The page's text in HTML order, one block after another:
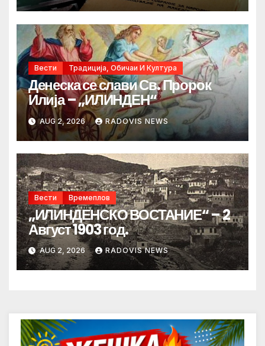
Вести Традиција, Обичаи И Култура
Денеска се слави Св. Пророк
Илија – „ИЛИНДЕН“
AUG 2, 2026 RADOVIS NEWS
Вести Времеплов
„ИЛИНДЕНСКО ВОСТАНИЕ“ – 2
Август 1903 год.
AUG 2, 2026 RADOVIS NEWS